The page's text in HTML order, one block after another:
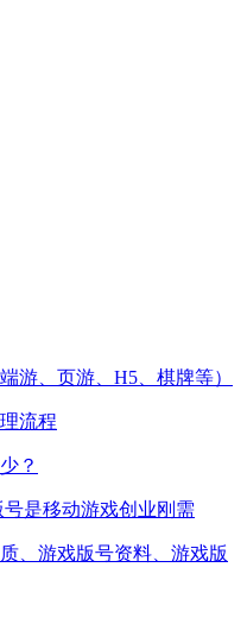
游、页游、H5、棋牌等）
流程
？
是移动游戏创业刚需
、游戏版号资料、游戏版